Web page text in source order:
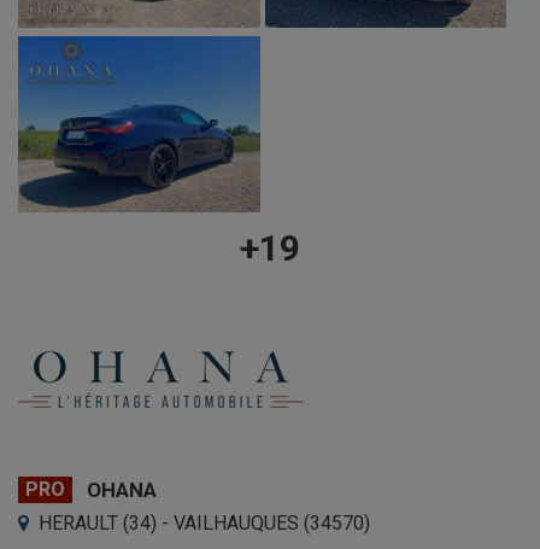
+19
PRO OHANA
HERAULT (34) - VAILHAUQUES (34570)